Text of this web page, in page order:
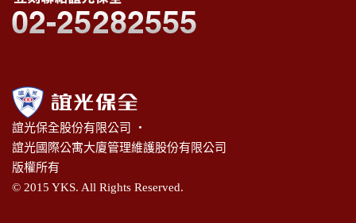
誼光保全股份有限公司 ‧
誼光國際公寓大廈管理維護股份有限公司
版權所有
© 2015 YKS. All Rights Reserved.